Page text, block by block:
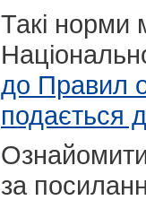
Такі норми
до Правил
подається
за